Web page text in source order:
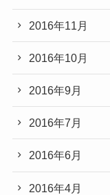
2016年11月
2016年10月
2016年9月
2016年7月
2016年6月
2016年4月